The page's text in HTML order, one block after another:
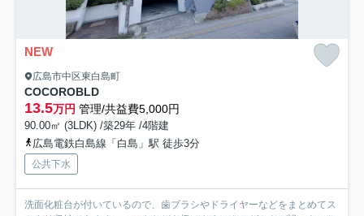
NEW
広島市中区東白島町
COCOROBLD
13.5万円 管理/共益費5,000円
90.00㎡ (3LDK) /築29年 /4階建
広島電鉄白島線「白島」駅 徒歩3分
公共下水
洗面化粧台が付いているので、歯ブラシやドライヤーなどをまとめてス